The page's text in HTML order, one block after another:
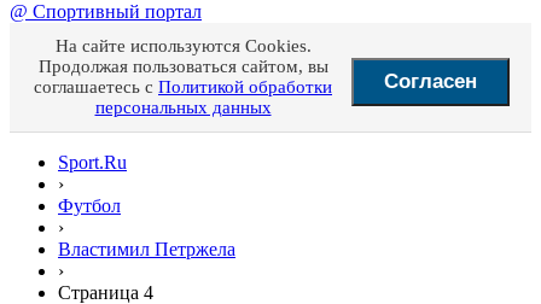
@ Спортивный портал
На сайте используются Cookies.
Продолжая пользоваться сайтом, вы
соглашаетесь с Политикой обработки
персональных данных
Согласен
Sport.Ru
›
Футбол
›
Властимил Петржела
›
Страница 4